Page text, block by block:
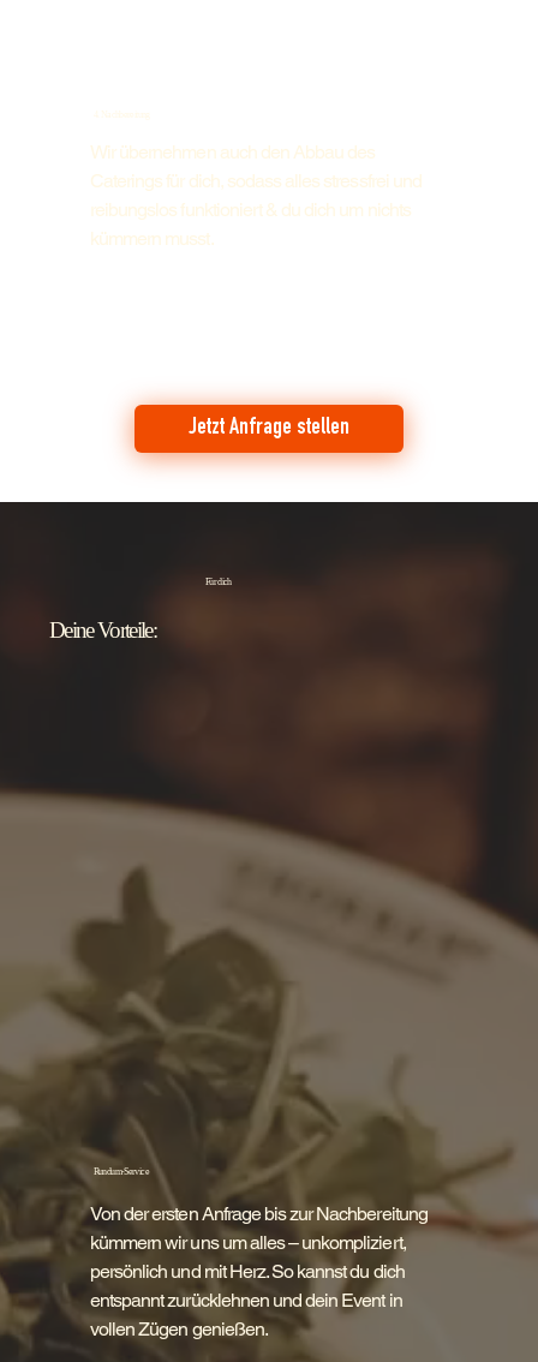
4. Nachbereitung
Wir übernehmen auch den Abbau des
Caterings für dich, sodass alles stressfrei und
reibungslos funktioniert & du dich um nichts
kümmern musst.
Deine Vorteile:
Für dich
Rundum-Service
Von der ersten Anfrage bis zur Nachbereitung
kümmern wir uns um alles – unkompliziert,
persönlich und mit Herz. So kannst du dich
entspannt zurücklehnen und dein Event in
vollen Zügen genießen.